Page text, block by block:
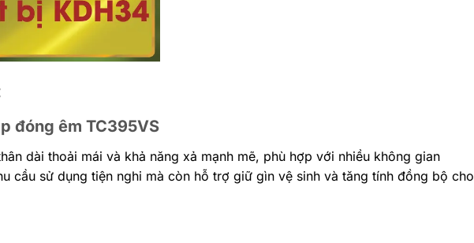
đóng êm TC395VS
dài thoải mái và khả năng xả mạnh mẽ, phù hợp với nhiều không gian
cầu sử dụng tiện nghi mà còn hỗ trợ giữ gìn vệ sinh và tăng tính đồng bộ cho